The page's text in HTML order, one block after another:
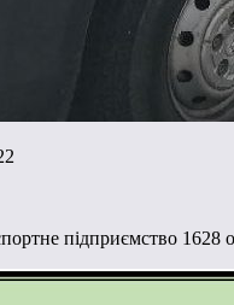
підприємство